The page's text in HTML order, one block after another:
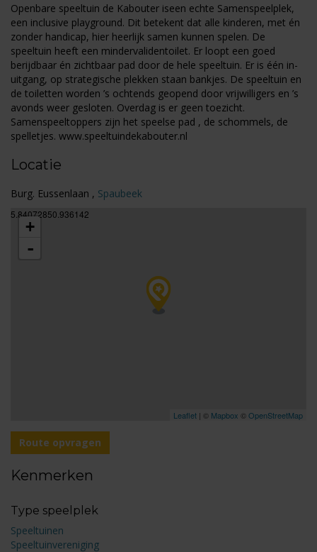
Openbare speeltuin de Kabouter iseen echte Samenspeelplek,
een inclusive playground. Dit betekent dat alle kinderen, met én
zonder handicap, hier heerlijk samen kunnen spelen. De
speeltuin heeft een mindervalidentoilet. Er loopt een goed
berijdbaar én zichtbaar pad door de hele speeltuin. Er is één in-
uitgang, op strategische plekken staan bankjes. De speeltuin en
de toiletten worden ’s ochtends geopend door vrijwilligers en ’s
avonds weer gesloten. Overdag is er geen toezicht.
Samenspeeltoppers zijn het speelse pad , de schommels, de
spelletjes. www.speeltuindekabouter.nl
Locatie
Burg. Eussenlaan , Spaubeek
5.84072850.936142
+
-
Leaflet | © Mapbox ©OpenStreetMap
Route opvragen
Kenmerken
Type speelplek
Speeltuinen
Speeltuinvereniging